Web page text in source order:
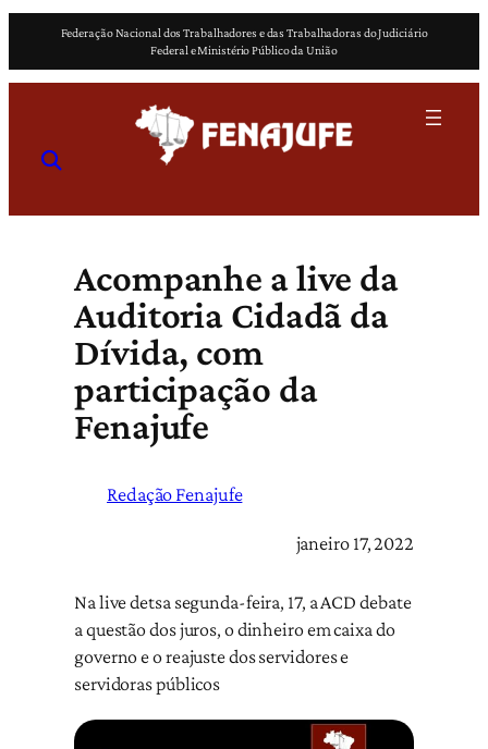
o
Federação Nacional dos Trabalhadores e das Trabalhadoras do Judiciário
Federal e Ministério Público da União
Acompanhe a live da
Auditoria Cidadã da
Dívida, com
participação da
Fenajufe
Redação Fenajufe
janeiro 17, 2022
Na live detsa segunda-feira, 17, a ACD debate
a questão dos juros, o dinheiro em caixa do
governo e o reajuste dos servidores e
servidoras públicos